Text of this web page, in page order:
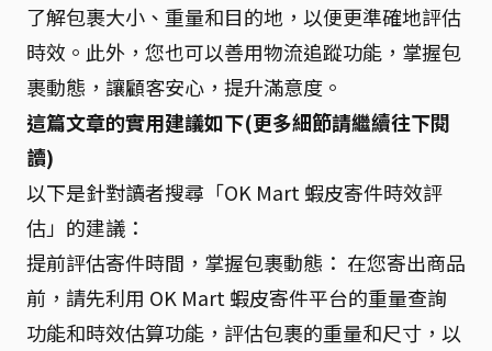
了解包裹大小、重量和目的地，以便更準確地評估
時效。此外，您也可以善用物流追蹤功能，掌握包
裹動態，讓顧客安心，提升滿意度。
這篇文章的實用建議如下(更多細節請繼續往下閱
讀)
以下是針對讀者搜尋「OK Mart 蝦皮寄件時效評
估」的建議：
提前評估寄件時間，掌握包裹動態： 在您寄出商品
前，請先利用 OK Mart 蝦皮寄件平台的重量查詢
功能和時效估算功能，評估包裹的重量和尺寸，以